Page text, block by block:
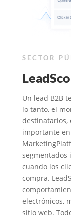
SECTOR
Un lead B2B
lo tanto, el
destinatarios,
importante
segmentados
cuando los
compra.
electrónicos,
sitio web.